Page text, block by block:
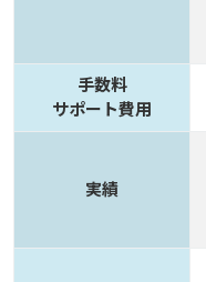
手数料
サポート費用
実績